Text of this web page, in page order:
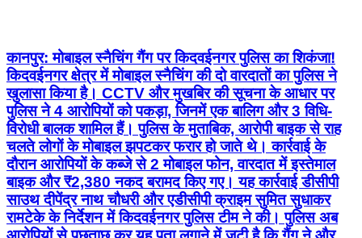
कानपुर: मोबाइल स्नैचिंग गैंग पर किदवईनगर पुलिस का शिकंजा!
किदवईनगर क्षेत्र में मोबाइल स्नैचिंग की दो वारदातों का पुलिस ने
खुलासा किया है। CCTV और मुखबिर की सूचना के आधार पर
पुलिस ने 4 आरोपियों को पकड़ा, जिनमें एक बालिग और 3 विधि-
विरोधी बालक शामिल हैं। पुलिस के मुताबिक, आरोपी बाइक से राह
चलते लोगों के मोबाइल झपटकर फरार हो जाते थे। कार्रवाई के
दौरान आरोपियों के कब्जे से 2 मोबाइल फोन, वारदात में इस्तेमाल
बाइक और ₹2,380 नकद बरामद किए गए। यह कार्रवाई डीसीपी
साउथ दीपेंद्र नाथ चौधरी और एडीसीपी क्राइम सुमित सुधाकर
रामटेके के निर्देशन में किदवईनगर पुलिस टीम ने की। पुलिस अब